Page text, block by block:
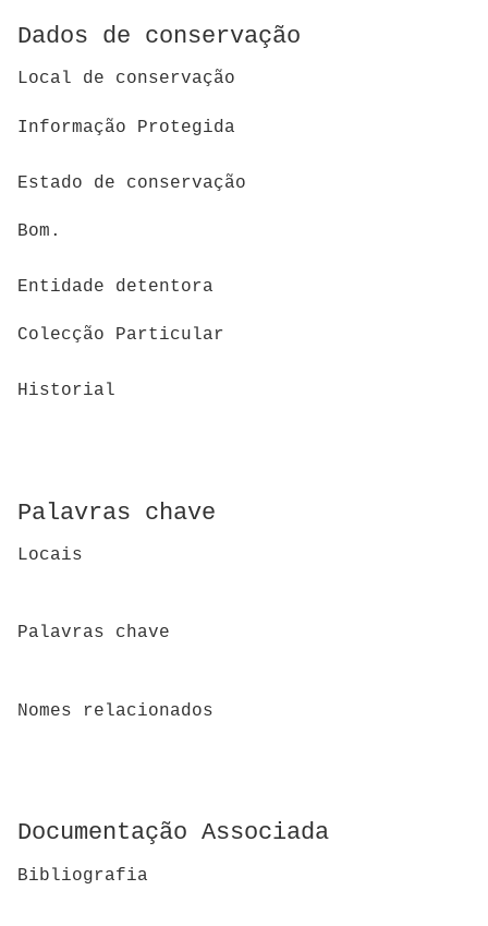
Dados de conservação
Local de conservação
Informação Protegida
Estado de conservação
Bom.
Entidade detentora
Colecção Particular
Historial
Palavras chave
Locais
Palavras chave
Nomes relacionados
Documentação Associada
Bibliografia